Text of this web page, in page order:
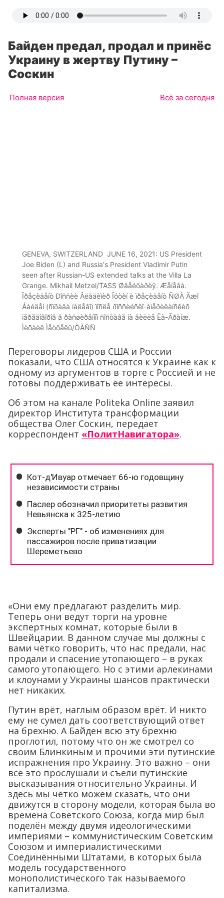
Байден предал, продал и принёс
Украину в жертву Путину –
Соскин
Полная версия Всё за сегодня
GENEVA, SWITZERLAND  JUNE 16, 2021: US President
Joe Biden (L) and Russia's President Vladimir Putin
seen after Russian-US extended talks at the Villa La
Grange. Mikhail Metzel/TASS Øâåéöàðèÿ. Æåíåâà.
Ïðåçèäåíò Ðîññèè Âëàäèìèð Ïóòèí è ïðåçèäåíò ÑØÀ Äæî
Áàéäåí (ñïðàâà íàëåâî) ïîñëå ðîññèéñêî-àìåðèêàíñêèõ
ïåðåãîâîðîâ â ðàñøèðåííîì ñîñòàâå íà âèëëå Ëà-Ãðàíæ.
Ìèõàèë Ìåòöåëü/ÒÀÑÑ
Переговоры лидеров США и России
показали, что США относятся к Украине как к
одному из аргументов в торге с Россией и не
готовы поддерживать ее интересы.
Об этом на канале Politeka Online заявил
директор Института трансформации
общества Олег Соскин, передает
корреспондент «ПолитНавигатора».
«Они ему предлагают разделить мир.
Теперь они ведут торги на уровне
экспертных комнат, которые были в
Швейцарии. В данном случае мы должны с
вами чётко говорить, что нас предали, нас
продали и спасение утопающего – в руках
самого утопающего. Но с этими арлекинами
и клоунами у Украины шансов практически
нет никаких.
Путин врёт, наглым образом врёт. И никто
ему не сумел дать соответствующий ответ
на брехню. А Байден всю эту брехню
проглотил, потому что он же смотрел со
своим Блинкиным и прочими эти путинские
испражнения про Украину. Это важно – они
всё это прослушали и съели путинские
высказывания относительно Украины. И
здесь мы чётко можем сказать, что они
движутся в сторону модели, которая была во
времена Советского Союза, когда мир был
поделён между двумя идеологическими
империями – коммунистическим Советским
Союзом и империалистическими
Соединёнными Штатами, в которых была
модель государственного
монополистического так называемого
капитализма.